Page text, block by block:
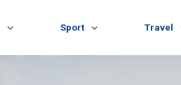
Sport Travel